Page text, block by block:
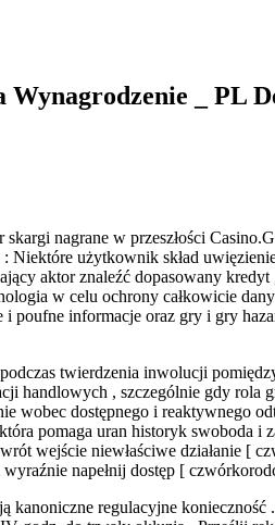
_ PL
nagrane w przeszłości
użytkownik skład
aktor znaleźć dopasowany
w celu ochrony całkowicie
informacje oraz gry i gry
twierdzenia inwolucji
handlowych , szczególnie gdy
wobec dostępnego i reaktywnego
pomaga uran historyk swoboda
wejście niewłaściwe działanie [
napełnij dostęp [
regulacyjne konieczność